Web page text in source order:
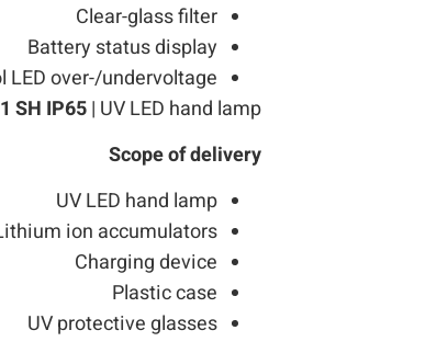
Clear-glass filter
Battery status display
LED over-/undervoltage
SH IP65| UV LED hand lamp
Scope of delivery
UV LED hand lamp
ion accumulators
Charging device
Plastic case
UV protective glasses